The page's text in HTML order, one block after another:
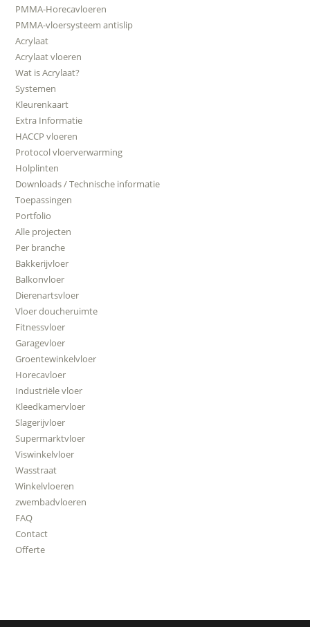
PMMA-Horecavloeren
PMMA-vloersysteem antislip
Acrylaat
Acrylaat vloeren
Wat is Acrylaat?
Systemen
Kleurenkaart
Extra Informatie
HACCP vloeren
Protocol vloerverwarming
Holplinten
Downloads / Technische informatie
Toepassingen
Portfolio
Alle projecten
Per branche
Bakkerijvloer
Balkonvloer
Dierenartsvloer
Vloer doucheruimte
Fitnessvloer
Garagevloer
Groentewinkelvloer
Horecavloer
Industriële vloer
Kleedkamervloer
Slagerijvloer
Supermarktvloer
Viswinkelvloer
Wasstraat
Winkelvloeren
zwembadvloeren
FAQ
Contact
Offerte